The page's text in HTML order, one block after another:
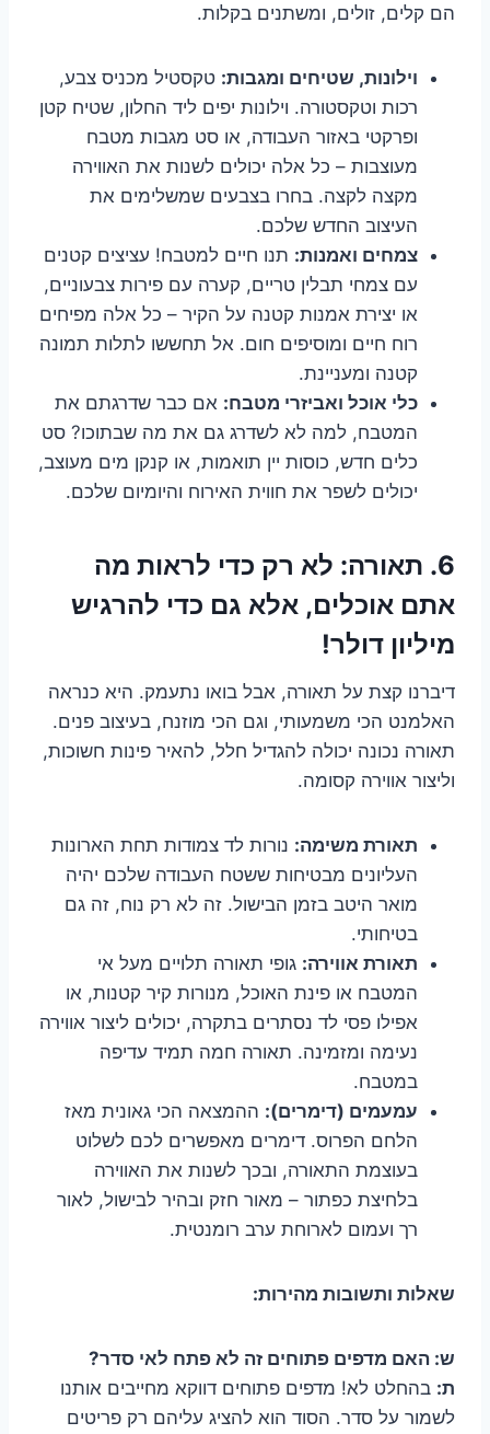
הם קלים, זולים, ומשתנים בקלות.
וילונות, שטיחים ומגבות: טקסטיל מכניס צבע,
רכות וטקסטורה. וילונות יפים ליד החלון, שטיח קטן
ופרקטי באזור העבודה, או סט מגבות מטבח
מעוצבות – כל אלה יכולים לשנות את האווירה
מקצה לקצה. בחרו בצבעים שמשלימים את
העיצוב החדש שלכם.
צמחים ואמנות: תנו חיים למטבח! עציצים קטנים
עם צמחי תבלין טריים, קערה עם פירות צבעוניים,
או יצירת אמנות קטנה על הקיר – כל אלה מפיחים
רוח חיים ומוסיפים חום. אל תחששו לתלות תמונה
קטנה ומעניינת.
כלי אוכל ואביזרי מטבח: אם כבר שדרגתם את
המטבח, למה לא לשדרג גם את מה שבתוכו? סט
כלים חדש, כוסות יין תואמות, או קנקן מים מעוצב,
יכולים לשפר את חווית האירוח והיומיום שלכם.
6. תאורה: לא רק כדי לראות מה
אתם אוכלים, אלא גם כדי להרגיש
מיליון דולר!
דיברנו קצת על תאורה, אבל בואו נתעמק. היא כנראה
האלמנט הכי משמעותי, וגם הכי מוזנח, בעיצוב פנים.
תאורה נכונה יכולה להגדיל חלל, להאיר פינות חשוכות,
וליצור אווירה קסומה.
תאורת משימה: נורות לד צמודות תחת הארונות
העליונים מבטיחות ששטח העבודה שלכם יהיה
מואר היטב בזמן הבישול. זה לא רק נוח, זה גם
בטיחותי.
תאורת אווירה: גופי תאורה תלויים מעל אי
המטבח או פינת האוכל, מנורות קיר קטנות, או
אפילו פסי לד נסתרים בתקרה, יכולים ליצור אווירה
נעימה ומזמינה. תאורה חמה תמיד עדיפה
במטבח.
עמעמים (דימרים): ההמצאה הכי גאונית מאז
הלחם הפרוס. דימרים מאפשרים לכם לשלוט
בעוצמת התאורה, ובכך לשנות את האווירה
בלחיצת כפתור – מאור חזק ובהיר לבישול, לאור
רך ועמום לארוחת ערב רומנטית.
שאלות ותשובות מהירות:
ש: האם מדפים פתוחים זה לא פתח לאי סדר?
ת: בהחלט לא! מדפים פתוחים דווקא מחייבים אותנו
לשמור על סדר. הסוד הוא להציג עליהם רק פריטים